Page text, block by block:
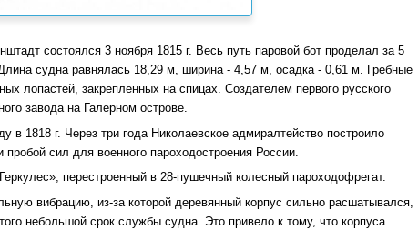
состоялся 3 ноября 1815 г. Весь путь паровой бот проделал за 5
судна равнялась 18,29 м, ширина - 4,57 м, осадка - 0,61 м. Гребные
лопастей, закрепленных на спицах. Создателем первого русского
завода на Галерном острове.
в 1818 г. Через три года Николаевское адмиралтейство построило
сил для военного пароходостроения России.
перестроенный в 28-пушечный колесный пароходофрегат.
вибрацию, из-за которой деревянный корпус сильно расшатывался,
небольшой срок службы судна. Это привело к тому, что корпуса